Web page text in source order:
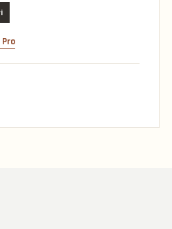
Pro